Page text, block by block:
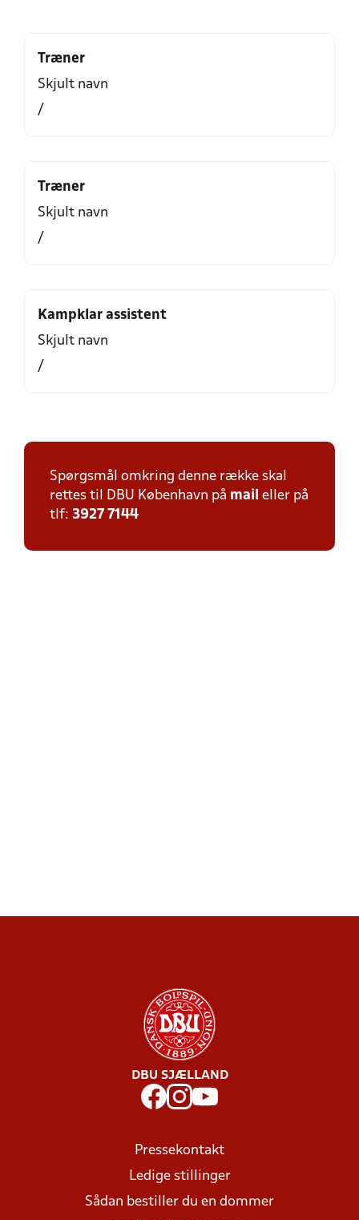
Træner
Skjult navn
/
Træner
Skjult navn
/
Kampklar assistent
Skjult navn
/
Spørgsmål omkring denne række skal
rettes til DBU København på mail eller på
tlf: 3927 7144
DBU SJÆLLAND
Pressekontakt
Ledige stillinger
Sådan bestiller du en dommer